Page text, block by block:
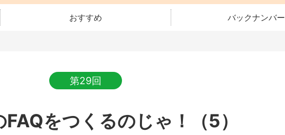
おすすめ バックナンバー
第29回
FAQをつくるのじゃ！（5）